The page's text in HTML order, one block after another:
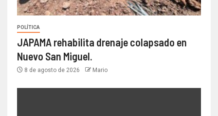
POLÍTICA
JAPAMA rehabilita drenaje colapsado en
Nuevo San Miguel.
8 de agosto de 2026 Mario